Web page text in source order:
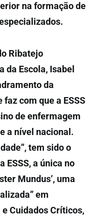
na formação de
Ribatejo
Escola, Isabel
da
com que a ESSS
de enfermagem
a nível nacional.
tem sido o
ESSS, a única no
Mundus’, uma
em
Cuidados Críticos,